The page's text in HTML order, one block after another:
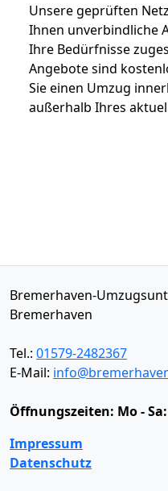
Unsere geprüften
Ihnen unverbindliche
Ihre Bedürfnisse
Angebote sind
Sie einen Umzug
außerhalb Ihres
Bremerhaven-
Bremerhaven
Tel.: 01579-2482367
E-Mail:
Öffnungszeiten: Mo -
Impressum
Datenschutz